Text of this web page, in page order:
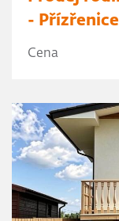
- Přízřenice
Cena